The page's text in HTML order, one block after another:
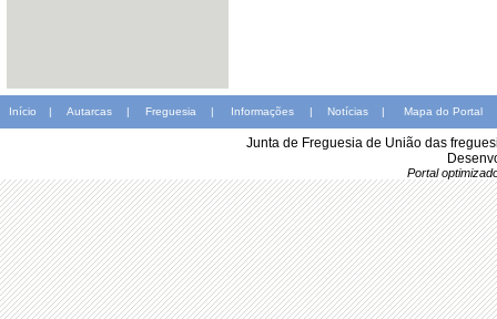
Início | Autarcas | Freguesia | Informações | Notícias | Mapa do Portal
Junta de Freguesia de União das
Portal